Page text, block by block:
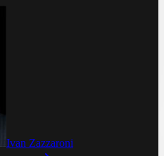
Ivan Zazzaroni